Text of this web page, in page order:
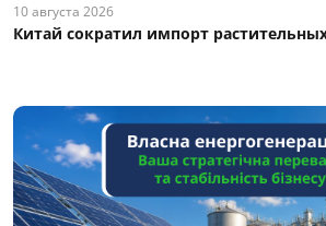
10 августа 2026
Китай сократил импорт